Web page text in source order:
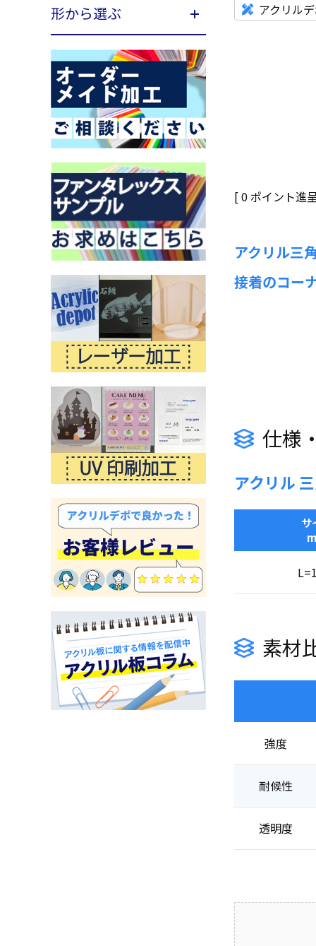
形から選ぶ
アクリル
[0 ポイント進
アクリル三
接着のコー
仕様
アクリル
サ
素材
強度
耐候性
透明度